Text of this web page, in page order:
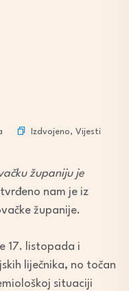
Izdvojeno, Vijesti
županiju je
nam je iz
županije.
17. listopada i
liječnika, no točan
situaciji